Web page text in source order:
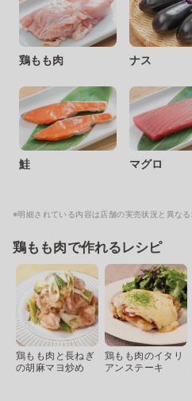
鶏もも肉 ナス
鮭 マグロ
※明細されている内容は店舗の実売状況と異なる
鶏もも肉で作れるレシピ
鶏もも肉と長ねぎ
の胡麻マヨ炒め
鶏もも肉のイタリ
アンステーキ